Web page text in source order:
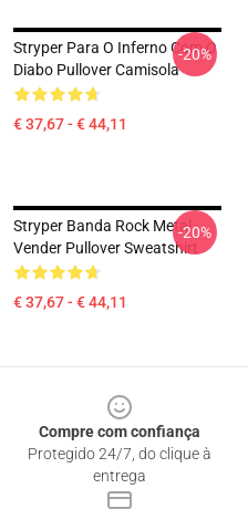
Stryper Para O Inferno Com O
Diabo Pullover Camisola
€ 37,67 - € 44,11
-20%
Stryper Banda Rock Metal
Vender Pullover Sweatshirt
€ 37,67 - € 44,11
-20%
Compre com confiança
Protegido 24/7, do clique à
entrega